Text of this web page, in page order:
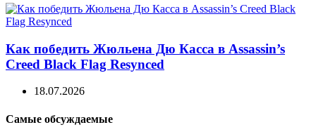
Как победить Жюльена Дю Касса в Assassin’s
Creed Black Flag Resynced
18.07.2026
Самые обсуждаемые